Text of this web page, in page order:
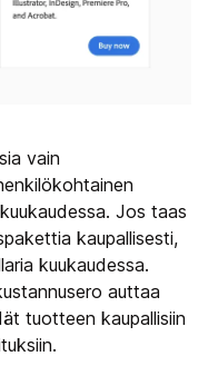
vain
Jos taas
kaupallisesti,
kuukaudessa.
auttaa
tuotteen kaupallisiin